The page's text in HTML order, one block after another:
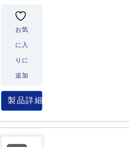
お気
に入
りに
追加
製品詳細